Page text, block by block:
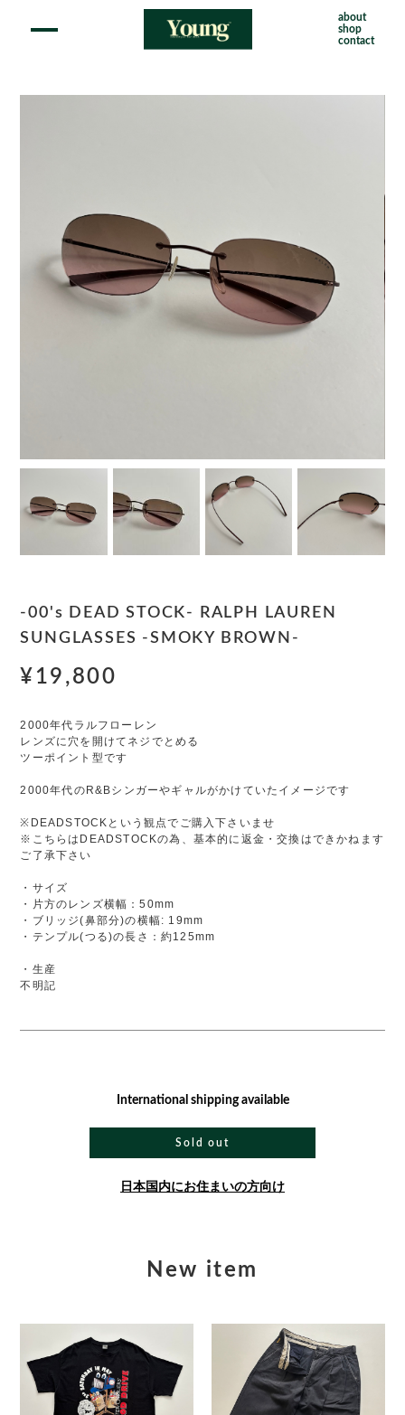
about
shop
contact
-00's DEAD STOCK- RALPH LAUREN
SUNGLASSES -SMOKY BROWN-
¥19,800
2000年代ラルフローレン
レンズに穴を開けてネジでとめる
ツーポイント型です
2000年代のR&Bシンガーやギャルがかけていたイメージです
※DEADSTOCKという観点でご購入下さいませ
※こちらはDEADSTOCKの為、基本的に返金・交換はできかねます
ご了承下さい
・サイズ
・片方のレンズ横幅：50mm
・ブリッジ(鼻部分)の横幅: 19mm
・テンプル(つる)の長さ：約125mm
・生産
不明記
International shipping available
Sold out
日本国内にお住まいの方向け
New item